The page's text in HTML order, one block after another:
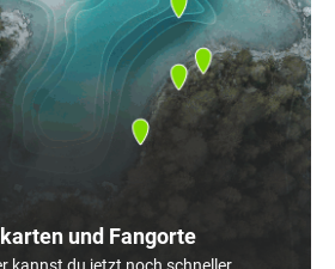
und Fangorte